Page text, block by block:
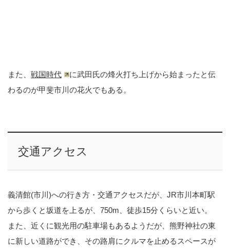
また、 戦国時代
に武田氏の烽火打ち上げから始まったと伝
わるのが甲斐市川の花火でもある。
交通アクセス
義清館(市川)への行き方・交通アクセスだが、JR市川本町駅
から歩くと坂道を上るが、750m、徒歩15分くらいと近い。
また、近くに観光用の駐車場もあるようだが、熊野神社の東
に新しい道路ができ、その路肩にクルマを止めるスペースが